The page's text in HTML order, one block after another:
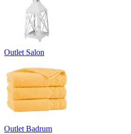
Outlet Salon
Outlet Badrum